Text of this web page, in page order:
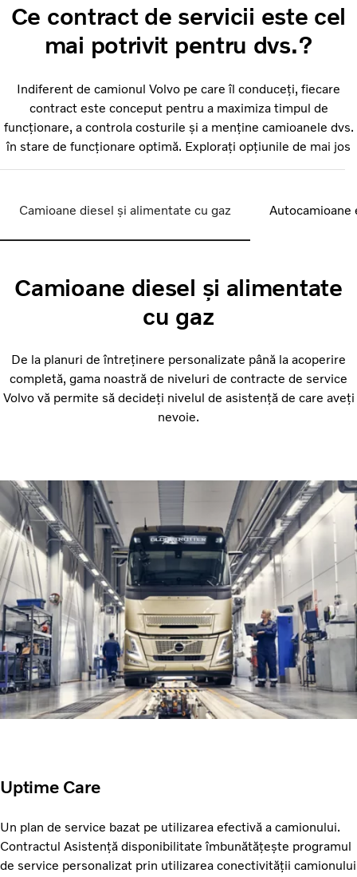
Ce contract de servicii este cel
mai potrivit pentru dvs.?
Indiferent de camionul Volvo pe care îl conduceți, fiecare
contract este conceput pentru a maximiza timpul de
funcționare, a controla costurile și a menține camioanele dvs.
în stare de funcționare optimă. Explorați opțiunile de mai jos
Camioane diesel și alimentate cu gaz Autocamioane
Camioane diesel și alimentate
cu gaz
De la planuri de întreținere personalizate până la acoperire
completă, gama noastră de niveluri de contracte de service
Volvo vă permite să decideți nivelul de asistență de care aveți
nevoie.
Uptime Care
Un plan de service bazat pe utilizarea efectivă a camionului.
Contractul Asistență disponibilitate îmbunătățește programul
de service personalizat prin utilizarea conectivității camionului